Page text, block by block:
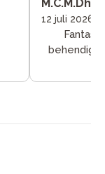
12 juli 2026